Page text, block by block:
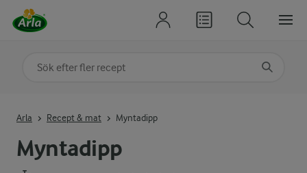
Myntadipp
Arla Recept & mat Myntadipp
Sök på kategori eller ingrediens